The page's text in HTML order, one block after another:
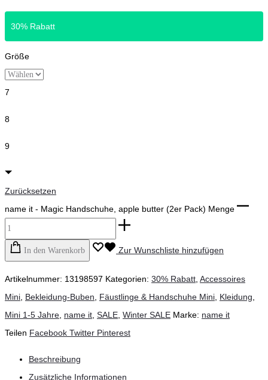
30% Rabatt
Größe
7
8
9
Zurücksetzen
name it - Magic Handschuhe, apple butter (2er Pack) Menge
In den Warenkorb Zur Wunschliste hinzufügen
Artikelnummer: 13198597 Kategorien: 30% Rabatt, Accessoires
Mini, Bekleidung-Buben, Fäustlinge & Handschuhe Mini, Kleidung,
Mini 1-5 Jahre, name it, SALE, Winter SALE Marke: name it
Teilen Facebook Twitter Pinterest
Beschreibung
Zusätzliche Informationen